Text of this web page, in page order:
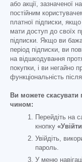
або акції, зазначеної
постійним
платної підписки,
мати доступ до своїх
підписки. Якщо ви
період підписки, ви
на відшкодування
покупки, і ви негайно
функціональність
Ви можете скасувати
чином:
Перейдіть на
кнопку
Увійдіть,
пароль.
У меню